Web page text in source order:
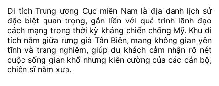
Di tích Trung ương Cục miền Nam là địa danh lịch sử
đặc biệt quan trọng, gắn liền với quá trình lãnh đạo
cách mạng trong thời kỳ kháng chiến chống Mỹ. Khu di
tích nằm giữa rừng già Tân Biên, mang không gian yên
tĩnh và trang nghiêm, giúp du khách cảm nhận rõ nét
cuộc sống gian khổ nhưng kiên cường của các cán bộ,
chiến sĩ năm xưa.